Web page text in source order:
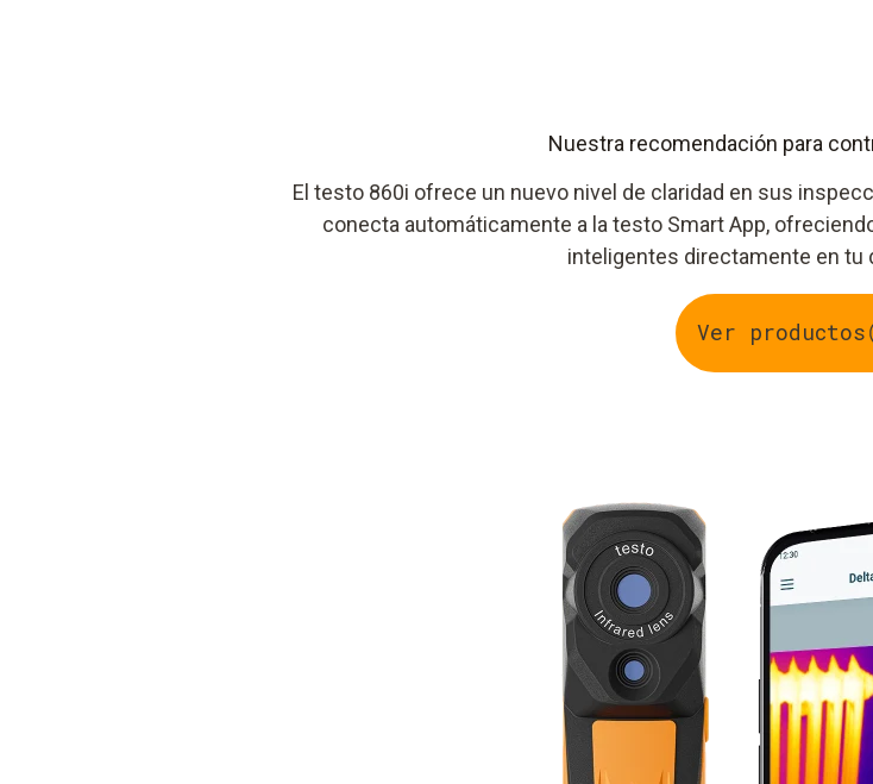
Nuestra recomendación para
El testo 860i ofrece un nuevo nivel de claridad en sus
conecta automáticamente a la testo Smart App,
inteligentes directamente en tu
Ver productos